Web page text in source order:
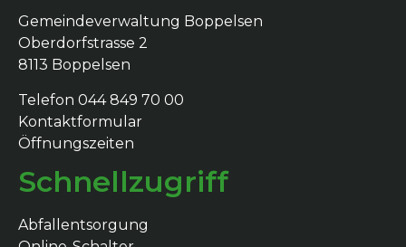
Gemeindeverwaltung Boppelsen
Oberdorfstrasse 2
8113 Boppelsen
Telefon 044 849 70 00
Kontaktformular
Öffnungszeiten
Schnellzugriff
Abfallentsorgung